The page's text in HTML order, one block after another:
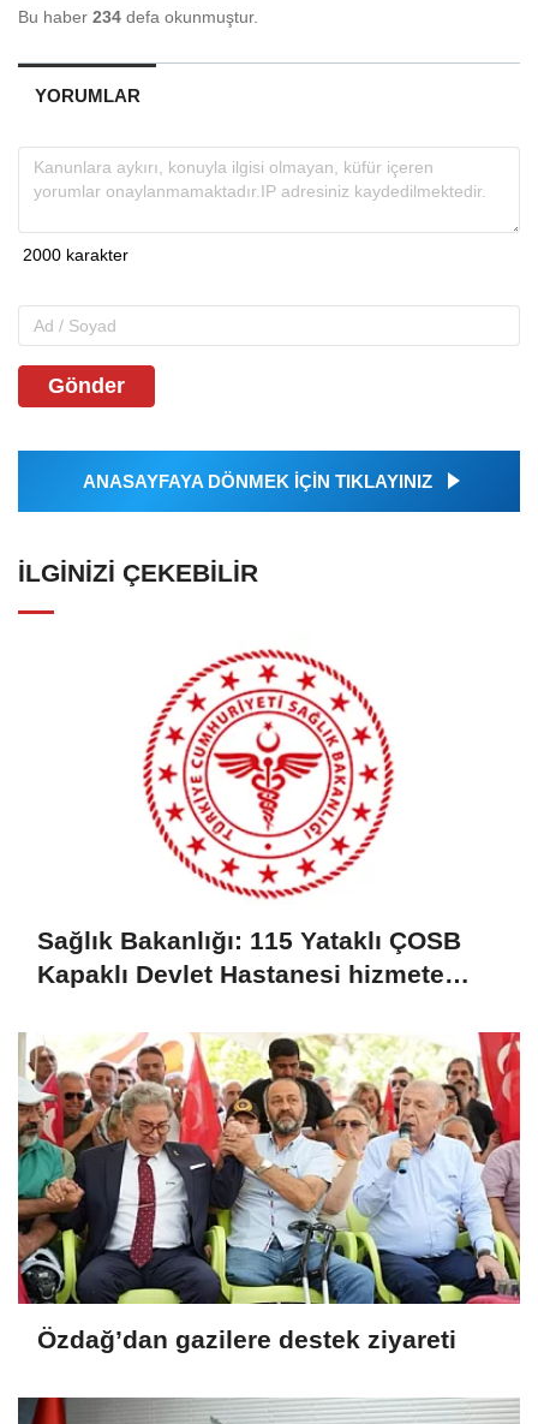
Bu haber 234 defa okunmuştur.
YORUMLAR
Gönder
ANASAYFAYA DÖNMEK İÇİN TIKLAYINIZ
İLGINIZI ÇEKEBILIR
Sağlık Bakanlığı: 115 Yataklı ÇOSB
Kapaklı Devlet Hastanesi hizmete
Özdağ’dan gazilere destek ziyareti